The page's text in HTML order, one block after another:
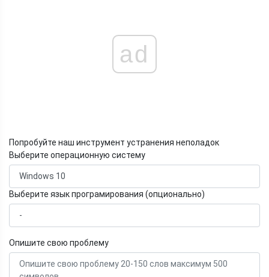
ad
Попробуйте наш инструмент устранения неполадок
Выберите операционную систему
Выберите язык програмирования (опционально)
Опишите свою проблему